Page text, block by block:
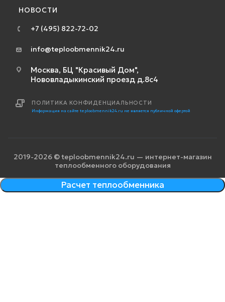
НОВОСТИ
+7 (495) 822-72-02
info@teploobmennik24.ru
Москва, БЦ "Красивый Дом",
Нововладыкинский проезд д.8с4
ПОЛИТИКА КОНФИДЕНЦИАЛЬНОСТИ
Информация на сайте teploobmennik24.ru не является публичной офертой
2019-2026 © teploobmennik24.ru — интернет-магазин
теплообменного оборудования
Расчет теплообменника